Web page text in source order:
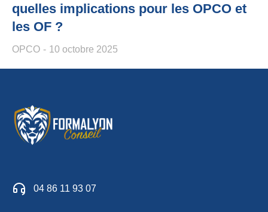
quelles implications pour les OPCO et
les OF ?
OPCO 10 octobre 2025
04 86 11 93 07